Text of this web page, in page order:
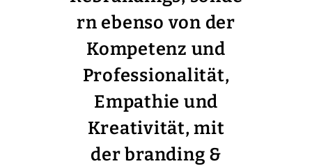
rn ebenso von der
Kompetenz und
Professionalität,
Empathie und
Kreativität, mit
der branding &